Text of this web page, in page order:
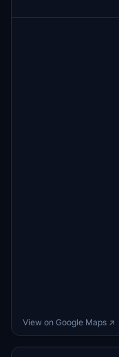
View on Google Maps ↗